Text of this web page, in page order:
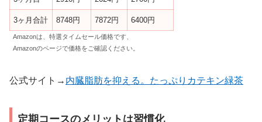
3ヶ月合計 8748円 7872円 6400円
Amazonは、特選タイムセール価格です、
Amazonのページで価格をご確認ください。
公式サイト→ 内臓脂肪を抑える。たっぷりカテキン緑茶
定期コースのメリットは習慣化